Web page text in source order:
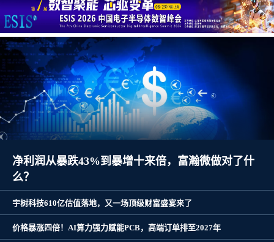
净利润从暴跌43%到暴增十来倍，富瀚微做对了什
么？
宇树科技610亿估值落地，又一场顶级财富盛宴来了
价格暴涨四倍！AI算力强力赋能PCB，高端订单排至2027年